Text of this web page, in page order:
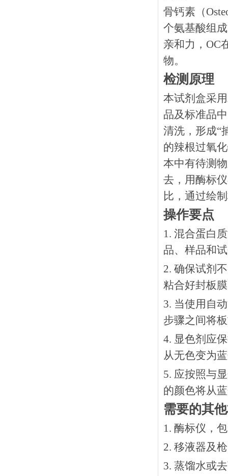
骨钙素（
个氨基酸组
亲和力，OC
物。
检测原理
本试剂盒采
品及标准品
清洗，形成“
的辣根过氧
本中有待测
去，用酶标
比，通过绘
操作要点
1. 混合蛋白
品、样品和
2. 确保试剂
粘合好封板
3. 当使用自
步骤之间将
4. 显色剂应
从无色变为
5. 应按照与
的颜色将从
需要的其
1. 酶标仪，
2. 移液器及
3. 蒸馏水或